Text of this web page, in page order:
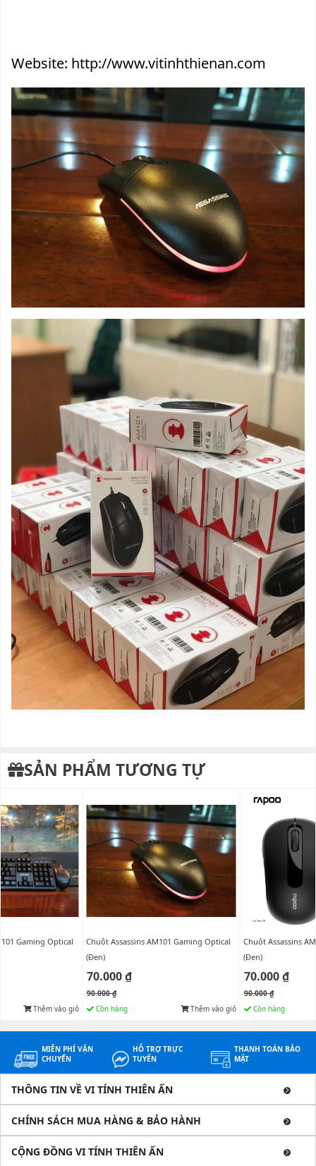
Website: http://www.vitinhthienan.com
SẢN PHẨM TƯƠNG TỰ
Gaming Optical
Thêm vào giỏ
Chuột Assassins AM101 Gaming Optical
(Đen)
70.000 ₫
90.000 ₫
Còn hàng
Thêm vào giỏ
Chuột Assassins
(Đen)
70.000 ₫
90.000 ₫
Còn hàng
MIỄN PHÍ VẬN
CHUYỂN
HỖ TRỢ TRỰC
TUYẾN
THANH TOÁN BẢO
MẬT
THÔNG TIN VỀ VI TÍNH THIÊN ẤN
CHÍNH SÁCH MUA HÀNG & BẢO HÀNH
CỘNG ĐỒNG VI TÍNH THIÊN ẤN